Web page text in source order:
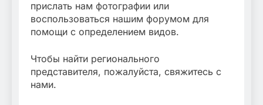
прислать нам фотографии или
воспользоваться нашим форумом для
помощи с определением видов.
Чтобы найти регионального
представителя, пожалуйста, свяжитесь с
нами.